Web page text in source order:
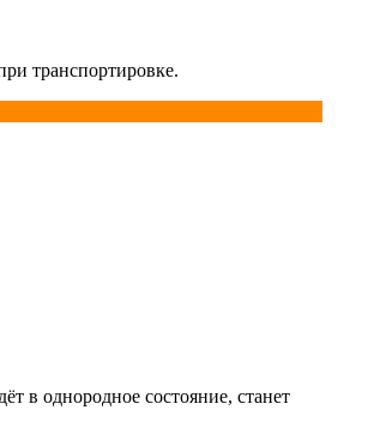
транспортировке.
в однородное состояние, станет